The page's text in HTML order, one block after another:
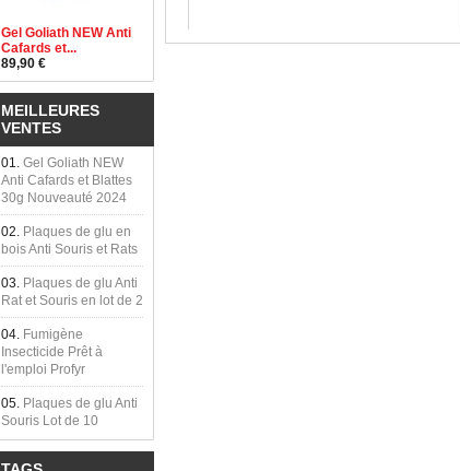
Gel Goliath NEW Anti
Cafards et...
89,90 €
MEILLEURES
VENTES
01. Gel Goliath NEW
Anti Cafards et Blattes
30g Nouveauté 2024
02. Plaques de glu en
bois Anti Souris et Rats
03. Plaques de glu Anti
Rat et Souris en lot de 2
04. Fumigène
Insecticide Prêt à
l'emploi Profyr
05. Plaques de glu Anti
Souris Lot de 10